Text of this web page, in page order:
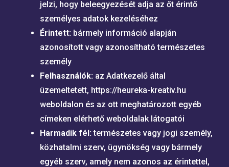
jelzi, hogy beleegyezését adja az őt érintő
személyes adatok kezeléséhez
Érintett: bármely információ alapján
azonosított vagy azonosítható természetes
személy
Felhasználók: az Adatkezelő által
üzemeltetett, https://heureka-kreativ.hu
weboldalon és az ott meghatározott egyéb
címeken elérhető weboldalak látogatói
Harmadik fél:természetes vagy jogi személy,
közhatalmi szerv, ügynökség vagy bármely
egyéb szerv, amely nem azonos az érintettel,